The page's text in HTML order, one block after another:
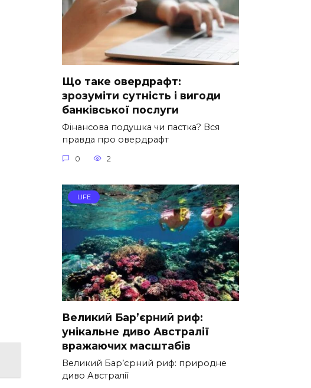
Що таке овердрафт:
зрозуміти сутність і вигоди
банківської послуги
Фінансова подушка чи пастка? Вся
правда про овердрафт
0 2
LIFE
Великий Бар’єрний риф:
унікальне диво Австралії
вражаючих масштабів
Великий Бар’єрний риф: природне
диво Австралії